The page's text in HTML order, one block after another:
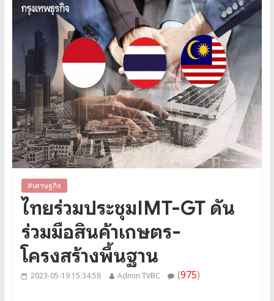
#เศรษฐกิจ
ไทยร่วมประชุมIMT-GT ดัน
ร่วมมือสินค้าเกษตร-
โครงสร้างพื้นฐาน
2023-05-19 15:34:58 Admin TVBC (975)